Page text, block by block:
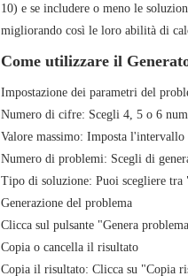
10) e se includere o meno le
migliorando così le loro abilità di
Come utilizzare il
Impostazione dei parametri del
Numero di cifre: Scegli 4, 5 o 6
Valore massimo: Imposta
Numero di problemi: Scegli di
Tipo di soluzione: Puoi scegliere
Generazione del problema
Clicca sul pulsante "Genera
Copia o cancella il risultato
Copia il risultato: Clicca su "Copia